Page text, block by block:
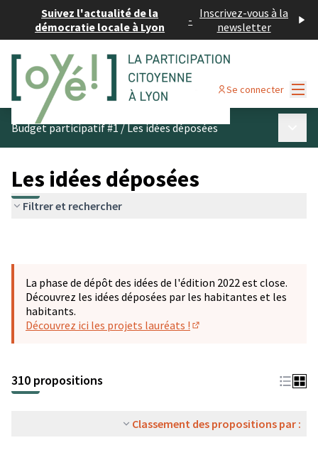
Suivez l'actualité de la
démocratie locale à Lyon
- Inscrivez-vous à la
newsletter
Se connecter
Budget participatif #1/Les idées déposées
Les idées déposées
Filtrer et rechercher
La phase de dépôt des idées de l'édition 2022 est close.
Découvrez les idées déposées par les habitantes et les
habitants.
Découvrez ici les projets lauréats !
310 propositions
Classement des propositions par :